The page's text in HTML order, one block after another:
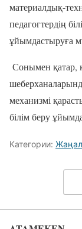
материалдық-
педагогтердің
ұйымдастыруға
Сонымен қатар,
механизмі
білім беру
Категории: